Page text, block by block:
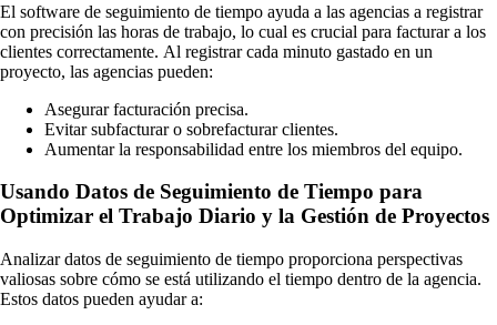
El software de seguimiento de tiempo ayuda a las agencias a registrar
con precisión las horas de trabajo, lo cual es crucial para facturar a los
clientes correctamente. Al registrar cada minuto gastado en un
proyecto, las agencias pueden:
Asegurar facturación precisa.
Evitar subfacturar o sobrefacturar clientes.
Aumentar la responsabilidad entre los miembros del equipo.
Usando Datos de Seguimiento de Tiempo para
Optimizar el Trabajo Diario y la Gestión de Proyectos
Analizar datos de seguimiento de tiempo proporciona perspectivas
valiosas sobre cómo se está utilizando el tiempo dentro de la agencia.
Estos datos pueden ayudar a: